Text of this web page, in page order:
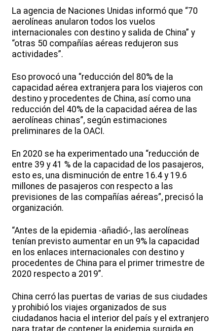
La agencia de Naciones Unidas informó que “70
aerolíneas anularon todos los vuelos
internacionales con destino y salida de China” y
“otras 50 compañías aéreas redujeron sus
actividades”.
Eso provocó una “reducción del 80% de la
capacidad aérea extranjera para los viajeros con
destino y procedentes de China, así como una
reducción del 40% de la capacidad aérea de las
aerolíneas chinas”, según estimaciones
preliminares de la OACI.
En 2020 se ha experimentado una “reducción de
entre 39 y 41 % de la capacidad de los pasajeros,
esto es, una disminución de entre 16.4 y 19.6
millones de pasajeros con respecto a las
previsiones de las compañías aéreas”, precisó la
organización.
“Antes de la epidemia -añadió-, las aerolíneas
tenían previsto aumentar en un 9% la capacidad
en los enlaces internacionales con destino y
procedentes de China para el primer trimestre de
2020 respecto a 2019”.
China cerró las puertas de varias de sus ciudades
y prohibió los viajes organizados de sus
ciudadanos hacia el interior del país y el extranjero